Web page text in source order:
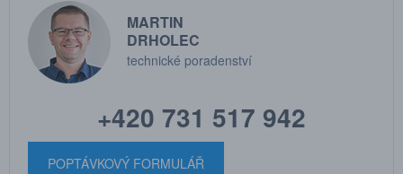
MARTIN
DRHOLEC
technické poradenství
+420 731 517 942
POPTÁVKOVÝ FORMULÁŘ